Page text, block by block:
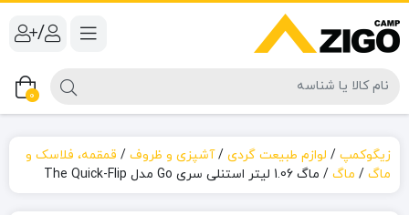
/
0
زیگوکمپ / لوازم طبیعت گردی /آشپزی و ظروف / قمقمه، فلاسک و
ماگ / ماگ / ماگ 1.06 لیتر استنلی سری Go مدل The Quick-Flip